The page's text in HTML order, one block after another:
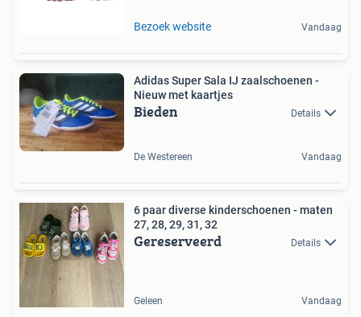
Bezoek website Vandaag
Adidas Super Sala IJ zaalschoenen -
Nieuw met kaartjes
Bieden Details
De Westereen Vandaag
6 paar diverse kinderschoenen - maten
27, 28, 29, 31, 32
Gereserveerd Details
Geleen Vandaag